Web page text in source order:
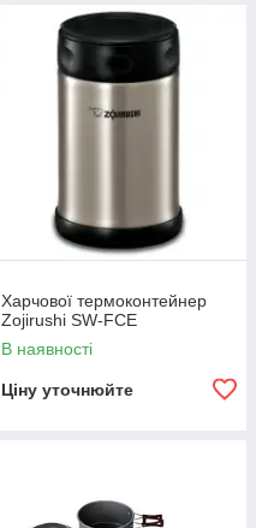
Харчової термоконтейнер
Zojirushi SW-FCE
В наявності
Ціну уточнюйте